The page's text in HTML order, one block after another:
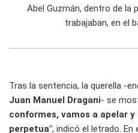
Abel Guzmán, dentro de la
trabajaban, en el
Tras la sentencia, la querella -
Juan Manuel Dragani- se
conformes, vamos a apelar
perpetua", indicó el letrado.